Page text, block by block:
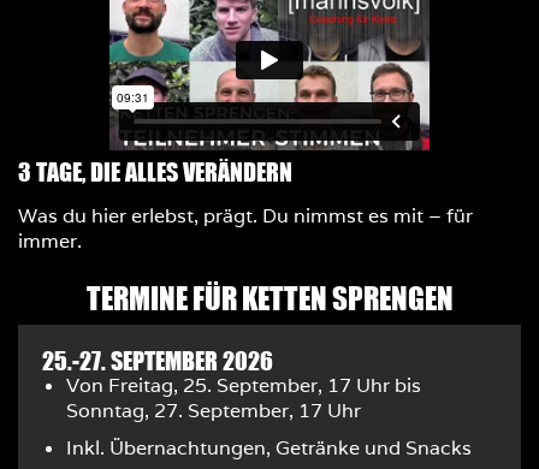
3 TAGE, DIE ALLES VERÄNDERN
Was du hier erlebst, prägt. Du nimmst es mit – für
immer.
TERMINE FÜR KETTEN SPRENGEN
25.-27. SEPTEMBER 2026
Von Freitag, 25. September, 17 Uhr bis
Sonntag, 27. September, 17 Uhr
Inkl. Übernachtungen, Getränke und Snacks